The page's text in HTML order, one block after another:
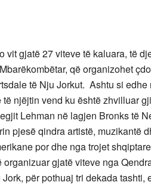
vit gjatë 27 viteve të kaluara, të
që organizohet
të Nju Jorkut. Ashtu si
të njëjtin vend ku është zhvilluar
Lehman në lagjen Bronks të
pjesë qindra artistë, muzikantë
por dhe nga trojet
organizuar gjatë viteve nga
Jork, për pothuaj tri dekada